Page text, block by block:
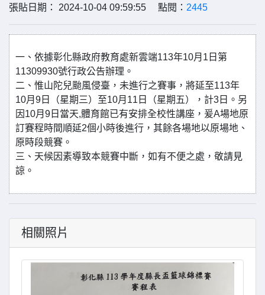
張貼日期： 2024-10-04 09:59:55 點閱： 2445
一、依據彰化縣政府教育處新雲端113年10月1日第
11309930號行政公告辦理。
二、惟山陀兒颱風侵臺，未進行之賽事，將延至113年
10月9日（星期三）至10月11日（星期五），計3日。另
因10月9日當天,體育館已有安排全校性講座，爰A場地原
訂賽程時間順延2個小時後進行，其餘各場地以原場地、
原時段競賽。
三、天候因素導致本競賽中斷，如有不便之處，敬請見
諒。
相關照片